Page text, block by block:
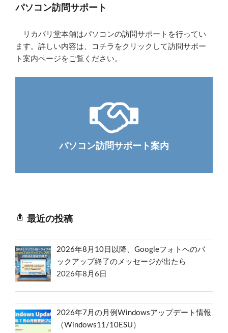
パソコン訪問サポート
リカバリ堂本舗はパソコンの訪問サポートを行ってい
ます。詳しい内容は、コチラをクリックして訪問サポー
ト案内ページをご覧ください。
パソコン訪問サポート案内
最近の投稿
2026年8月10日以降、Googleフォトへのバ
ックアップ終了のメッセージが出たら
2026年8月6日
2026年7月の月例Windowsアップデート情報
（Windows11/10ESU）